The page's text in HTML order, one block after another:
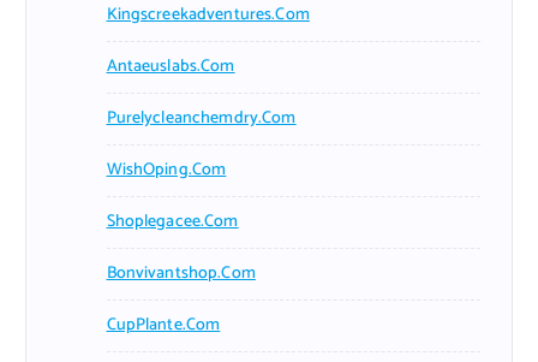
Kingscreekadventures.com
Antaeuslabs.com
Purelycleanchemdry.com
WishOping.com
Shoplegacee.com
Bonvivantshop.com
CupPlante.com